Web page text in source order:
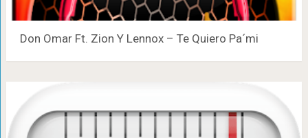
Don Omar Ft. Zion Y Lennox – Te Quiero Pa´mi